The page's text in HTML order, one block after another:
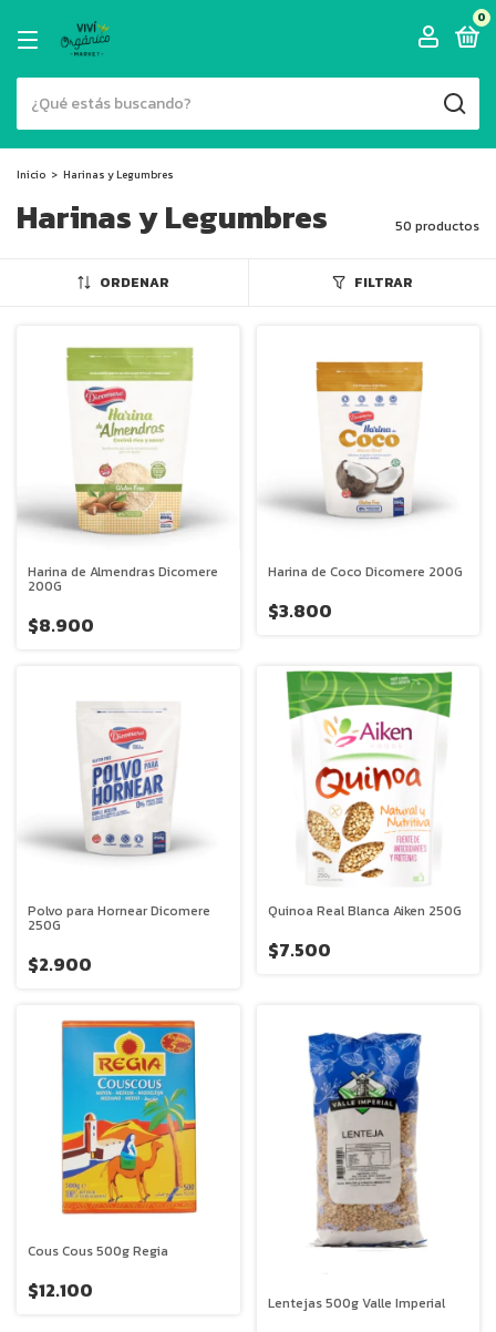
0
Inicio > Harinas y Legumbres
Harinas y Legumbres 50 productos
ORDENAR FILTRAR
Harina de Almendras Dicomere
200G
$8.900
Harina de Coco Dicomere 200G
$3.800
Polvo para Hornear Dicomere
250G
$2.900
Quinoa Real Blanca Aiken 250G
$7.500
Cous Cous 500g Regia
$12.100
Lentejas 500g Valle Imperial